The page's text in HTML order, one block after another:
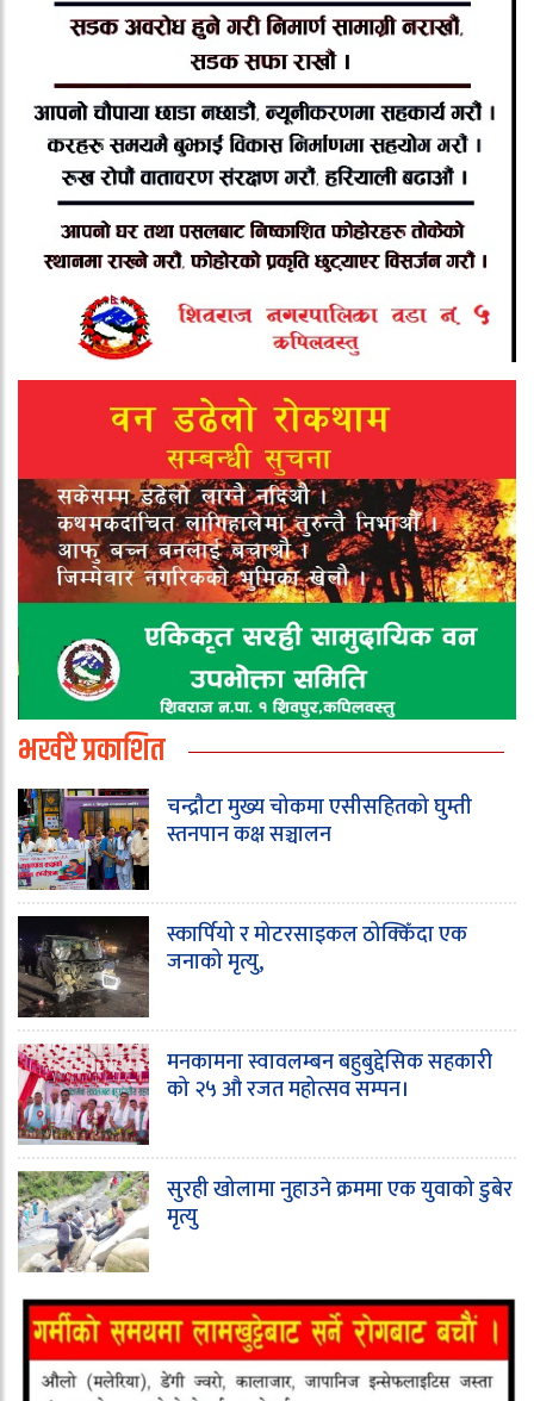
भर्खरै प्रकाशित
चन्द्रौटा मुख्य चोकमा एसीसहितको घुम्ती
स्तनपान कक्ष सञ्चालन
स्कार्पियो र मोटरसाइकल ठोक्किँदा एक
जनाको मृत्यु,
मनकामना स्वावलम्बन बहुबुद्देसिक सहकारी
को २५ औ रजत महोत्सव सम्पन।
सुरही खोलामा नुहाउने क्रममा एक युवाको डुबेर
मृत्यु